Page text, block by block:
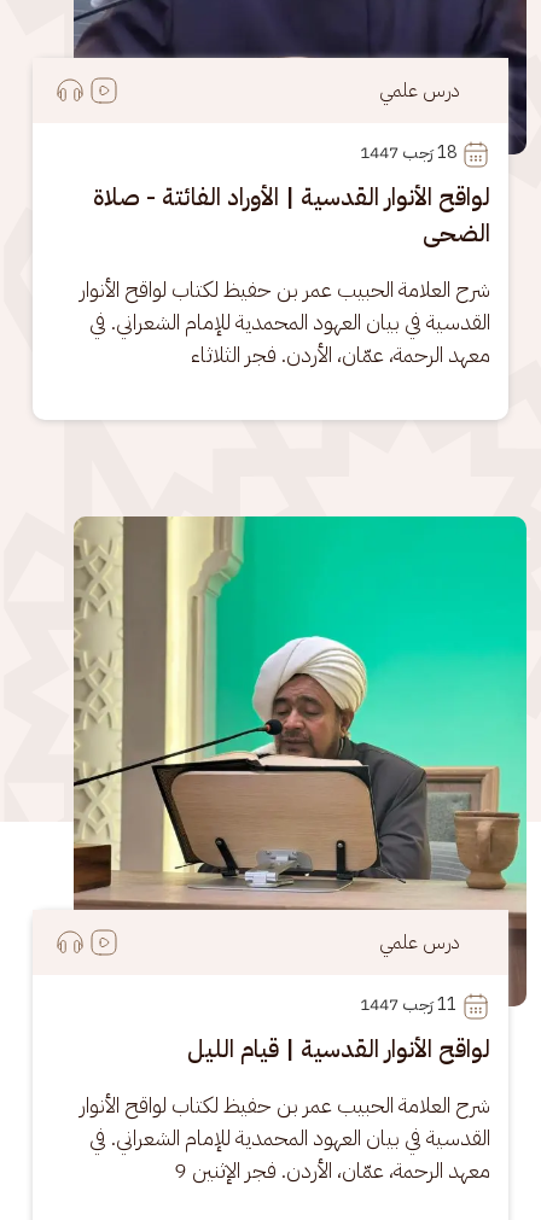
درس علمي
18 رَجب 1447
لواقح الأنوار القدسية | الأوراد الفائتة - صلاة
الضحى
شرح العلامة الحبيب عمر بن حفيظ لكتاب لواقح الأنوار
القدسية في بيان العهود المحمدية للإمام الشعراني. في
معهد الرحمة، عمّان، الأردن. فجر الثلاثاء
الصورة
درس علمي
11 رَجب 1447
لواقح الأنوار القدسية | قيام الليل
شرح العلامة الحبيب عمر بن حفيظ لكتاب لواقح الأنوار
القدسية في بيان العهود المحمدية للإمام الشعراني. في
معهد الرحمة، عمّان، الأردن. فجر الإثنين 9